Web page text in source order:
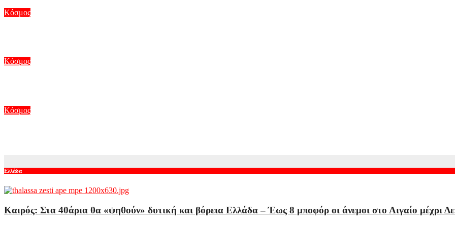
Κόσμος
Κόσμος
Κόσμος
Ελλάδα
Καιρός: Στα 40άρια θα «ψηθούν» δυτική και βόρεια Ελλάδα – Έως 8 μποφόρ οι άνεμοι στο Αιγαίο μέχρι